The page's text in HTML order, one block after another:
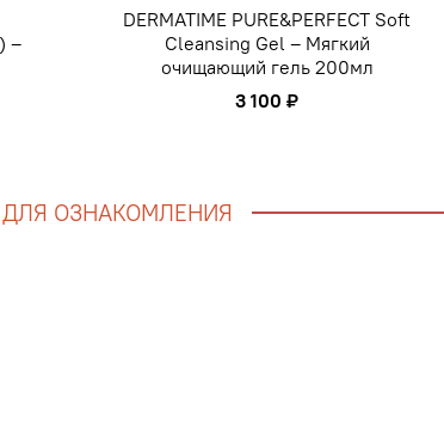
–
DERMATIME PURE&PERFECT Soft
Cleansing Gel – Мягкий
очищающий гель 200мл
3 100 ₽
ОЗНАКОМЛЕНИЯ